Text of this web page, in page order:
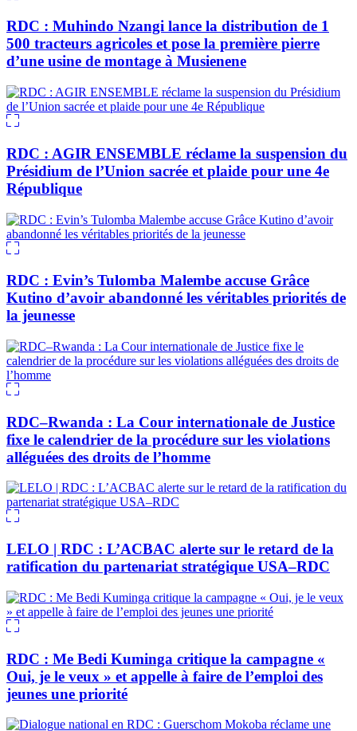
RDC : Muhindo Nzangi lance la distribution de 1
500 tracteurs agricoles et pose la première pierre
d’une usine de montage à Musienene
RDC : AGIR ENSEMBLE réclame la suspension du
Présidium de l’Union sacrée et plaide pour une 4e
République
RDC : Evin’s Tulomba Malembe accuse Grâce
Kutino d’avoir abandonné les véritables priorités de
la jeunesse
RDC–Rwanda : La Cour internationale de Justice
fixe le calendrier de la procédure sur les violations
alléguées des droits de l’homme
LELO | RDC : L’ACBAC alerte sur le retard de la
ratification du partenariat stratégique USA–RDC
RDC : Me Bedi Kuminga critique la campagne «
Oui, je le veux » et appelle à faire de l’emploi des
jeunes une priorité